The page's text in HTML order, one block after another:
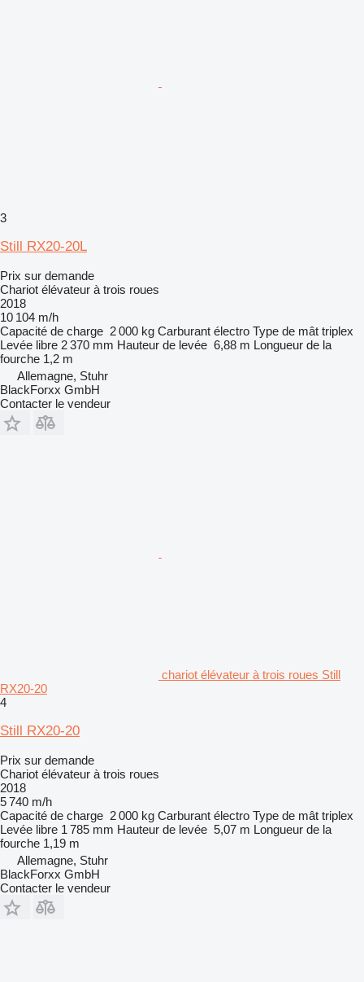
3
Still RX20-20L
Prix sur demande
Chariot élévateur à trois roues
2018
10 104 m/h
Capacité de charge 2 000 kg Carburant électro Type de mât triplex
Levée libre 2 370 mm Hauteur de levée 6,88 m Longueur de la
fourche 1,2 m
Allemagne, Stuhr
BlackForxx GmbH
Contacter le vendeur
chariot élévateur à trois roues Still
RX20-20
4
Still RX20-20
Prix sur demande
Chariot élévateur à trois roues
2018
5 740 m/h
Capacité de charge 2 000 kg Carburant électro Type de mât triplex
Levée libre 1 785 mm Hauteur de levée 5,07 m Longueur de la
fourche 1,19 m
Allemagne, Stuhr
BlackForxx GmbH
Contacter le vendeur